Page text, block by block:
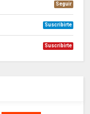
Seguir
Suscribirte
Suscribirte